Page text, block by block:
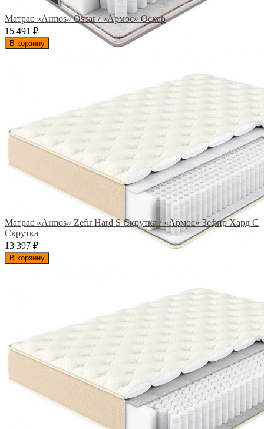
Матрас «Armos» Oscar / «Армос» Оскар
15 491
₽
В корзину
Матрас «Armos» Zefir Hard S Скрутка / «Армос» Зефир Хард С
Скрутка
13 397 ₽
В корзину